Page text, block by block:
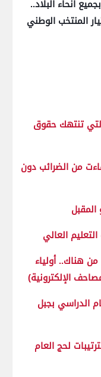
30 يوليو بجميع انحاء البلاد..
المنتخب الوطني
تنتهك حقوق
من الضرائب دون
العالي
هناك.. أولياء
الإلكترونية)
الدراسي بجبل
لحج العام